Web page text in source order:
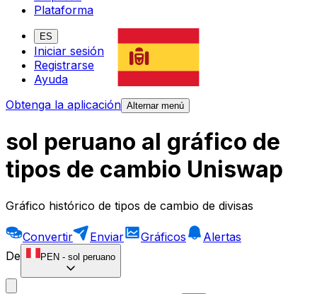
Plataforma
ES
Iniciar sesión
Registrarse
Ayuda
Obtenga la aplicación Alternar menú
sol peruano al gráfico de
tipos de cambio Uniswap
Gráfico histórico de tipos de cambio de divisas
Convertir Enviar Gráficos
Alertas
De
PEN - sol peruano